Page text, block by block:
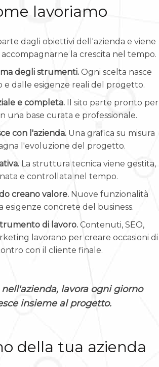
lavoriamo
dagli obiettivi dell'azienda e viene
la crescita nel tempo.
degli strumenti. Ogni scelta nasce
e dalle esigenze reali del progetto.
e completa.Il sito parte pronto per
una base curata e professionale.
con l'azienda. Una grafica su misura
l'evoluzione del progetto.
La struttura tecnica viene gestita,
e controllata nel tempo.
creano valore. Nuove funzionalità
esigenze concrete del business.
di lavoro.Contenuti, SEO,
lavorano per creare occasioni di
con il cliente finale.
lavora ogni giorno
insieme al progetto.
della tua azienda